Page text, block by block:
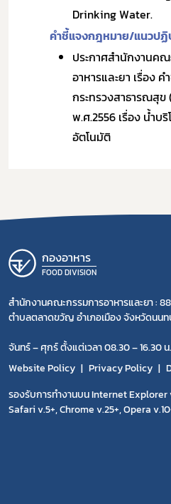
Drinking Water.
คำชี้แจงกฎหมาย/แนวป
ประกาศสำนักงานคณ
อาหารและยา เรื่อง ค
กระทรวงสาธารณสุข
พ.ศ.2556 เรื่อง น้ำบ
อัตโนมัติ
กองอาหาร
FOOD DIVISION
สำนักงานคณะกรรมการอาหารและยา :
ตำบลตลาดขวัญ อำเภอเมือง จังหวัดนนท
จันทร์ – ศุกร์ ตั้งแต่เวลา 08.30 – 16.30 น.
Website Policy
Privacy Policy
รองรับการทำงานบน Internet Explorer
Safari v.5+, Chrome v.25+, Opera